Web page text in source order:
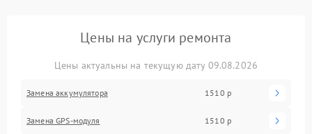
Цены на услуги ремонта
Цены актуальны на текущую дату 09.08.2026
Замена аккумулятора 1510 р
Замена GPS-модуля 1510 р